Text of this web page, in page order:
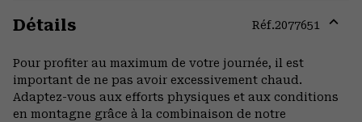
Détails Réf.2077651
Pour profiter au maximum de votre journée, il est
important de ne pas avoir excessivement chaud.
Adaptez-vous aux efforts physiques et aux conditions
en montagne grâce à la combinaison de notre